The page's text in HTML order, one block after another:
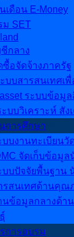
เดือน E-Money
ม SET
กลาง
ซื้อจัดจ้างภาครัฐ
ะบบสารสนเทศเ
ระบบข้อมู
ะบบวิเคราะห์ สัง
การศึกษา
บบงานทะเบียนวั
จัดเก็บข้อมูล
บบปัจจัยพื้นฐาน
รสนเทศด้านคุณ
นข้อมูลกลางด้า
การอบรม